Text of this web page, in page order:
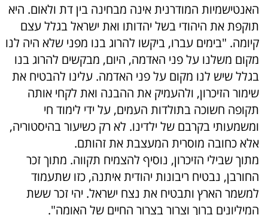
האנטישמיות המודרנית אינה מבחינה בין דת ולאום. היא
תוקפת את היהודי בשל יהדותו ואת ישראל בגלל עצם
קיומה. "בימים עברו, ביקשו להרוג בנו מפני שלא היה לנו
מקום משלנו על פני האדמה, היום, מבקשים להרוג בנו
בגלל שיש לנו מקום על פני האדמה. עלינו להבטיח את
שימור הזיכרון, ולהעמיק את ההבנה ואת לקחי אותה
תקופה חשוכה בתולדות העמים, על ידי לימוד חי
ומשמעותי בקרבם של ילדינו. לא רק כשיעור בהיסטוריה,
אלא כחובה מוסרית המעצבת את זהותם.
מתוך שבילי הזיכרון, נוסיף להצמיח תקווה. מתוך זכר
החורבן, נבטיח ריבונות יהודית איתנה, כזו שתעמוד
למשמר הארץ ותבטיח את נצח ישראל. יהי זכר ששת
המיליונים ברוך וצרור בצרור החיים של האומה".